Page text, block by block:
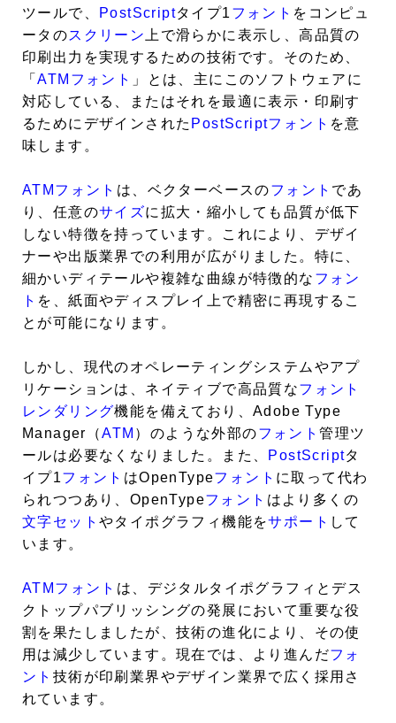
ツールで、
PostScriptタイプ1 フォント をコンピュ
ータのスクリーン 上で滑らかに表示し、高品質の
印刷出力を実現するための技術です。そのため、
「ATMフォント 」とは、主にこのソフトウェアに
対応している、またはそれを最適に表示・印刷す
るためにデザインされた PostScriptフォント を意
味します。
ATMフォント は、ベクターベースのフォント であ
り、任意のサイズに拡大・縮小しても品質が低下
しない特徴を持っています。これにより、デザイ
ナーや出版業界での利用が広がりました。特に、
細かいディテールや複雑な曲線が特徴的な フォン
ト を、紙面やディスプレイ上で精密に再現するこ
とが可能になります。
しかし、現代のオペレーティングシステムやアプ
リケーションは、ネイティブで高品質なフォント
レンダリング機能を備えており、Adobe Type
Manager（ATM ）のような外部のフォント管理ツ
ールは必要なくなりました。また、 PostScriptタ
イプ1フォント はOpenTypeフォント に取って代わ
られつつあり、OpenTypeフォント はより多くの
文字セット やタイポグラフィ機能をサポート して
います。
ATMフォント は、デジタルタイポグラフィとデス
クトップパブリッシングの発展において重要な役
割を果たしましたが、技術の進化により、その使
用は減少しています。現在では、より進んだフォ
ント 技術が印刷業界やデザイン業界で広く採用さ
れています。